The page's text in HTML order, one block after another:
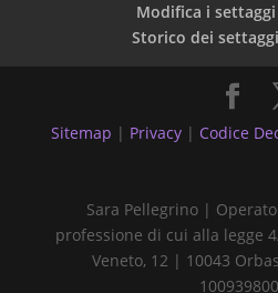
Modifica i
Storico dei
Sitemap | Privacy | Codice
Sara Pellegrino |
professione di cui alla legge
Veneto, 12 | 10043